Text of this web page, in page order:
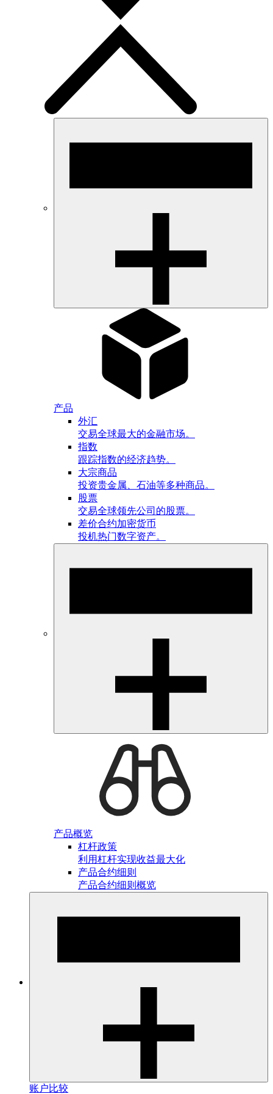
产品
外汇
交易全球最大的金融市场。
指数
跟踪指数的经济趋势。
大宗商品
投资贵金属、石油等多种商品。
股票
交易全球领先公司的股票。
差价合约加密货币
投机热门数字资产。
产品概览
杠杆政策
利用杠杆实现收益最大化
产品合约细则
产品合约细则概览
账户比较